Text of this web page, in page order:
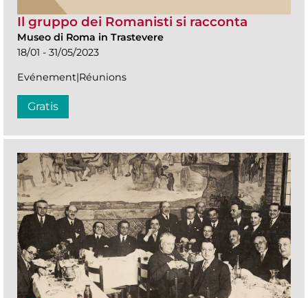
Il gruppo dei Romanisti si racconta
Museo di Roma in Trastevere
18/01 - 31/05/2023
Evénement|Réunions
Gratis